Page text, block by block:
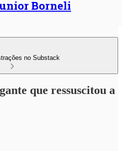
Borneli
no Substack
que ressuscitou a